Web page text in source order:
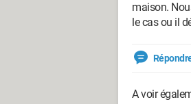
maison.
le cas ou il
A voir